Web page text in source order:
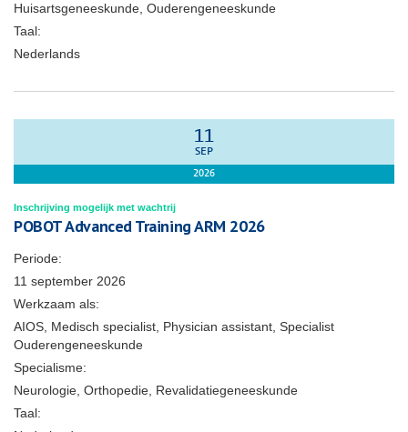
Huisartsgeneeskunde, Ouderengeneeskunde
Taal:
Nederlands
11
SEP
2026
Inschrijving mogelijk met wachtrij
POBOT Advanced Training ARM 2026
Periode:
11 september 2026
Werkzaam als:
AIOS, Medisch specialist, Physician assistant, Specialist
Ouderengeneeskunde
Specialisme:
Neurologie, Orthopedie, Revalidatiegeneeskunde
Taal: